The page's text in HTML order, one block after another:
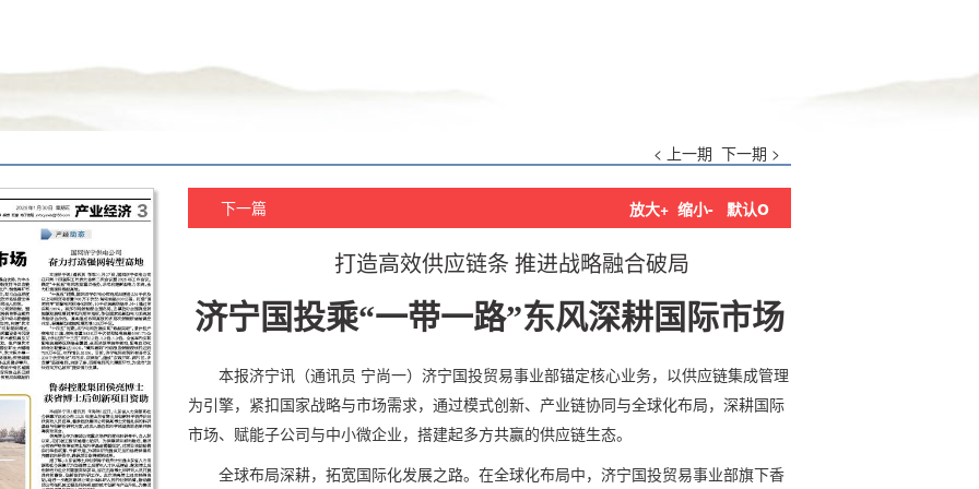
< 上一期 下一期 >
下一篇 放大+ 缩小- 默认o
打造高效供应链条 推进战略融合破局
济宁国投乘“一带一路”东风深耕国际市场
本报济宁讯（通讯员 宁尚一）济宁国投贸易事业部锚定核心业务，以供应链集成管理
为引擎，紧扣国家战略与市场需求，通过模式创新、产业链协同与全球化布局，深耕国际
市场、赋能子公司与中小微企业，搭建起多方共赢的供应链生态。
全球布局深耕，拓宽国际化发展之路。在全球化布局中，济宁国投贸易事业部旗下香